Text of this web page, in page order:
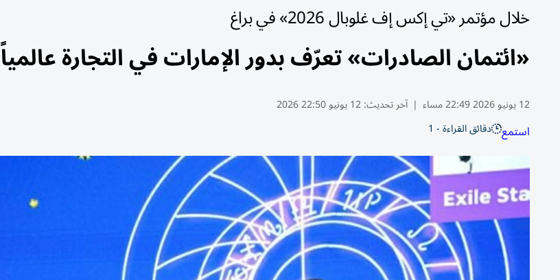
خلال مؤتمر «تي إكس إف غلوبال 2026» في براغ
«ائتمان الصادرات» تعرّف بدور الإمارات في التجارة عالمياً
12 يونيو 2026 22:49 مساء | آخر تحديث:12 يونيو 22:50 2026
استمع دقائق القراءة - 1